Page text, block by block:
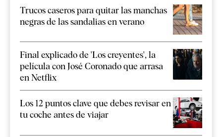
Trucos caseros para quitar las manchas
negras de las sandalias en verano
Final explicado de 'Los creyentes', la
película con José Coronado que arrasa
en Netflix
Los 12 puntos clave que debes revisar en
tu coche antes de viajar